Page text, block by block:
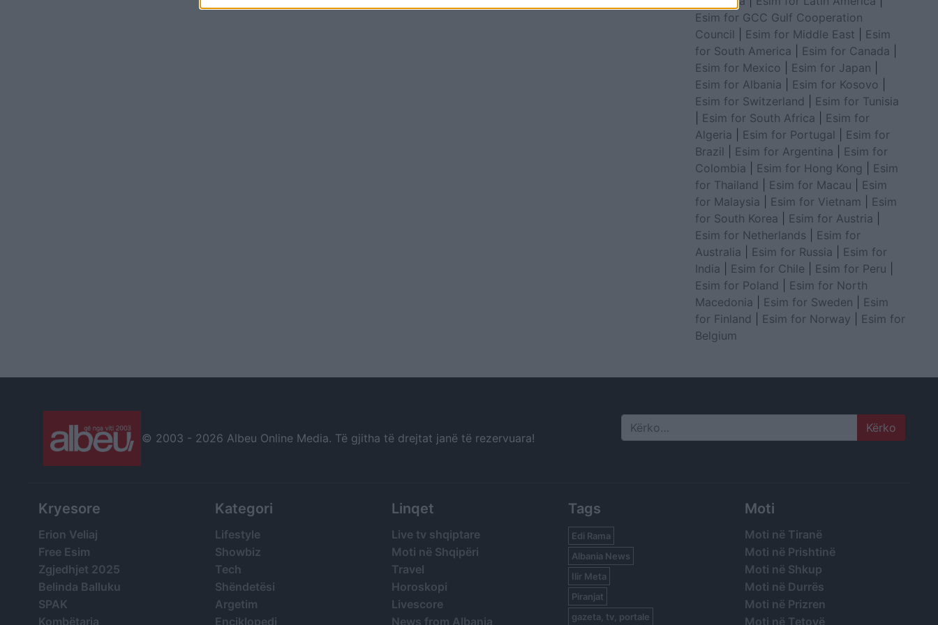
Esim for GCC Gulf Cooperation
Council
Esim for Middle East
Esim
for South America
Esim for Canada
Esim for Mexico
Esim for Japan
Esim for Albania
Esim for Kosovo
Esim for Switzerland
Esim for Tunisia
Esim for South Africa
Esim for
Algeria
Esim for Portugal
Esim for
Brazil
Esim for Argentina
Esim for
Colombia
Esim for Hong Kong
Esim
for Thailand
Esim for Macau
Esim
for Malaysia
Esim for Vietnam
Esim
for South Korea
Esim for Austria
Esim for Netherlands
Esim for
Australia
Esim for Russia
Esim for
India
Esim for Chile Esim for Peru
Esim for Poland
Esim for North
Macedonia
Esim for Sweden
Esim
for Finland
Esim for Norway
Esim for
Belgium
© 2003 - 2026 Albeu Online Media. Të gjitha të drejtat janë të rezervuara! Search
Kryesore
Erion Veliaj
Free Esim
Zgjedhjet 2025
Belinda Balluku
SPAK
Kombëtarja
Kategori
Lifestyle
Showbiz
Tech
Shëndetësi
Argetim
Enciklopedi
Linqet
Live tv shqiptare
Moti në Shqipëri
Travel
Horoskopi
Livescore
News from Albania
Tags
Edi Rama
Albania News
Ilir Meta
Piranjat
gazeta, tv, portale
Moti
Moti në Tiranë
Moti në Prishtinë
Moti në Shkup
Moti në Durrës
Moti në Prizren
Moti në Tetovë